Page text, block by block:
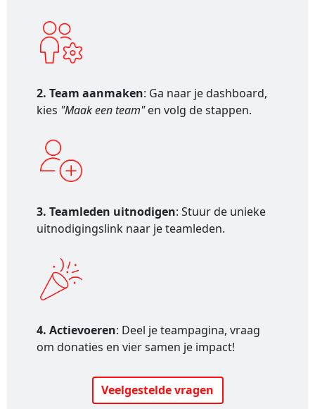
2. Team aanmaken: Ga naar je dashboard,
kies "Maak een team"en volg de stappen.
3. Teamleden uitnodigen: Stuur de unieke
uitnodigingslink naar je teamleden.
4. Actievoeren: Deel je teampagina, vraag
om donaties en vier samen je impact!
Veelgestelde vragen